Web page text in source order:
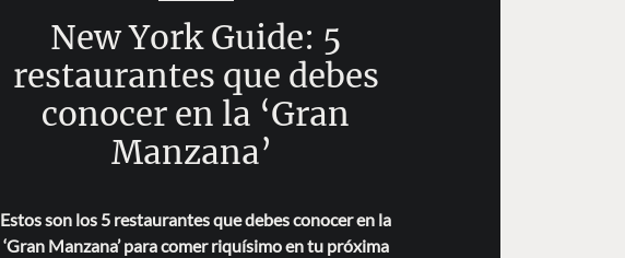
New York Guide: 5
restaurantes que debes
conocer en la ‘Gran
Manzana’
Estos son los 5 restaurantes que debes conocer en la
‘Gran Manzana’ para comer riquísimo en tu próxima